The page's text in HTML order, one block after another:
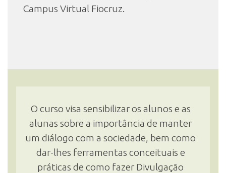
Campus Virtual Fiocruz.
O curso visa sensibilizar os alunos e as
alunas sobre a importância de manter
um diálogo com a sociedade, bem como
dar-lhes ferramentas conceituais e
práticas de como fazer Divulgação